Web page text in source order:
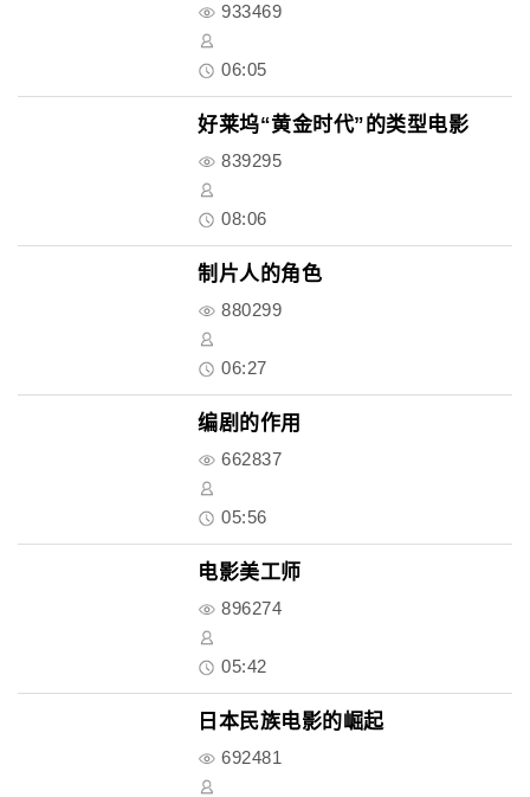
933469
06:05
好莱坞“黄金时代”的类型电影
839295
08:06
制片人的角色
880299
06:27
编剧的作用
662837
05:56
电影美工师
896274
05:42
日本民族电影的崛起
692481